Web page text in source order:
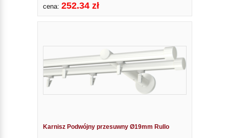
cena: 252.34 zł
Karnisz Podwójny przesuwny Ø19mm Rullo